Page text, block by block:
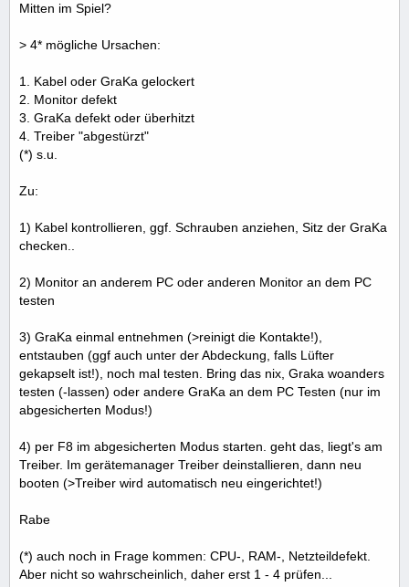
Mitten im Spiel?
> 4* mögliche Ursachen:
1. Kabel oder GraKa gelockert
2. Monitor defekt
3. GraKa defekt oder überhitzt
4. Treiber "abgestürzt"
(*) s.u.
Zu:
1) Kabel kontrollieren, ggf. Schrauben anziehen, Sitz der GraKa
checken..
2) Monitor an anderem PC oder anderen Monitor an dem PC
testen
3) GraKa einmal entnehmen (>reinigt die Kontakte!),
entstauben (ggf auch unter der Abdeckung, falls Lüfter
gekapselt ist!), noch mal testen. Bring das nix, Graka woanders
testen (-lassen) oder andere GraKa an dem PC Testen (nur im
abgesicherten Modus!)
4) per F8 im abgesicherten Modus starten. geht das, liegt's am
Treiber. Im gerätemanager Treiber deinstallieren, dann neu
booten (>Treiber wird automatisch neu eingerichtet!)
Rabe
(*) auch noch in Frage kommen: CPU-, RAM-, Netzteildefekt.
Aber nicht so wahrscheinlich, daher erst 1 - 4 prüfen...